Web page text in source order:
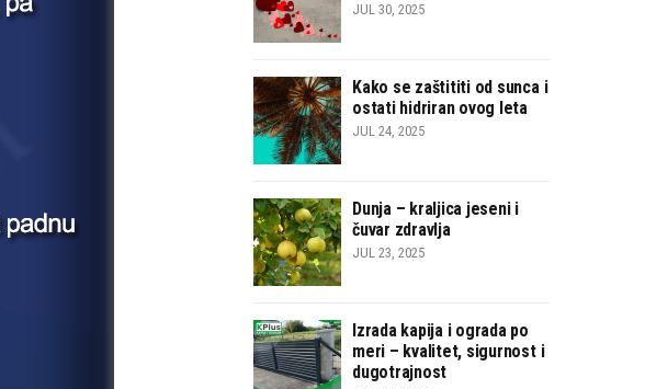
JUL 30, 2025
Kako se zaštititi od sunca i
ostati hidriran ovog leta
JUL 24, 2025
Dunja – kraljica jeseni i
čuvar zdravlja
JUL 23, 2025
Izrada kapija i ograda po
meri – kvalitet, sigurnost i
dugotrajnost